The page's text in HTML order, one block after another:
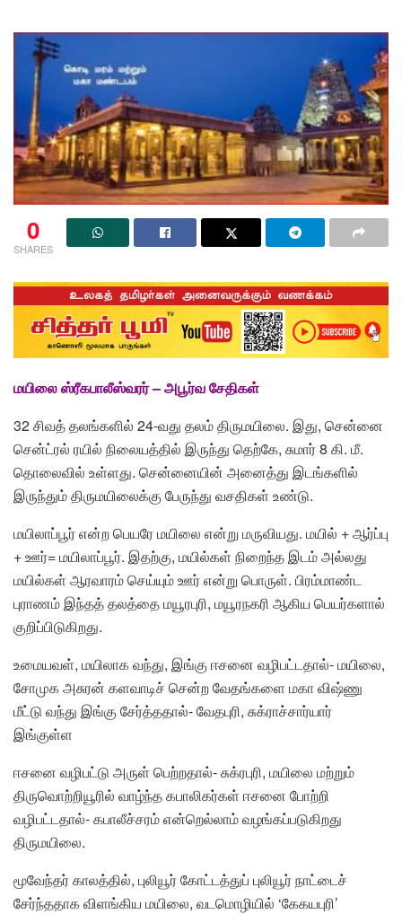
0
SHARES
மயிலை ஸ்ரீகபாலீஸ்வரர் – அபூர்வ சேதிகள்
32 சிவத் தலங்களில் 24-வது தலம் திருமயிலை. இது, சென்னை
சென்ட்ரல் ரயில் நிலையத்தில் இருந்து தெற்கே, சுமார் 8 கி. மீ.
தொலைவில் உள்ளது. சென்னையின் அனைத்து இடங்களில்
இருந்தும் திருமயிலைக்கு பேருந்து வசதிகள் உண்டு.
மயிலாப்பூர் என்ற பெயரே மயிலை என்று மருவியது. மயில் + ஆர்ப்பு
+ ஊர்= மயிலாப்பூர். இதற்கு, மயில்கள் நிறைந்த இடம் அல்லது
மயில்கள் ஆரவாரம் செய்யும் ஊர் என்று பொருள். பிரம்மாண்ட
புராணம் இந்தத் தலத்தை மயூரபுரி, மயூரநகரி ஆகிய பெயர்களால்
குறிப்பிடுகிறது.
உமையவள், மயிலாக வந்து, இங்கு ஈசனை வழிபட்டதால்- மயிலை,
சோமுக அசுரன் களவாடிச் சென்ற வேதங்களை மகா விஷ்ணு
மீட்டு வந்து இங்கு சேர்த்ததால்- வேதபுரி, சுக்ராச்சார்யார்
இங்குள்ள
ஈசனை வழிபட்டு அருள் பெற்றதால்- சுக்ரபுரி, மயிலை மற்றும்
திருவொற்றியூரில் வாழ்ந்த கபாலிகர்கள் ஈசனை போற்றி
வழிபட்டதால்- கபாலீச்சரம் என்றெல்லாம் வழங்கப்படுகிறது
திருமயிலை.
மூவேந்தர் காலத்தில், புலியூர் கோட்டத்துப் புலியூர் நாட்டைச்
சேர்ந்ததாக விளங்கிய மயிலை, வடமொழியில் ‘கேகயபுரி’